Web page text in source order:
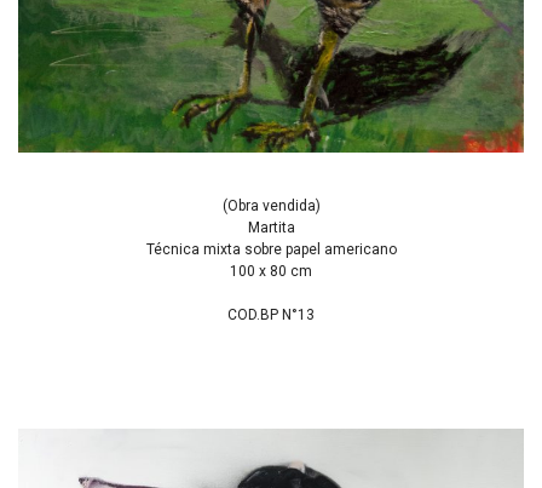
(Obra vendida)
Martita
Técnica mixta sobre papel americano
100 x 80 cm
COD.BP N°13